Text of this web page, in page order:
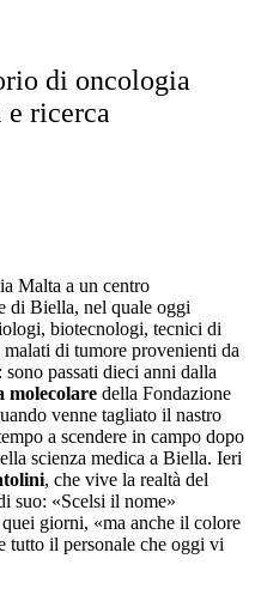
di oncologia
ricerca
Malta a un centro
di Biella, nel quale oggi
biotecnologi, tecnici di
di tumore provenienti da
passati dieci anni dalla
molecolare della Fondazione
venne tagliato il nastro
a scendere in campo dopo
scienza medica a Biella. Ieri
, che vive la realtà del
suo: «Scelsi il nome»
giorni, «ma anche il colore
tutto il personale che oggi vi